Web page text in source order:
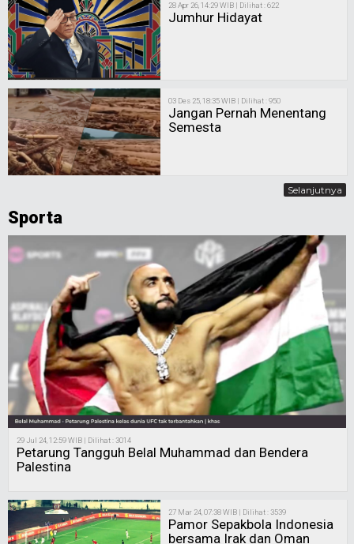
28 Apr 26, 14:29 WIB | Dilihat : 622
Jumhur Hidayat
03 Des 25, 18:35 WIB | Dilihat : 950
Jangan Pernah Menentang
Semesta
Selanjutnya
Sporta
29 Jul 24, 12:59 WIB | Dilihat : 3014
Petarung Tangguh Belal Muhammad dan Bendera
Palestina
27 Mar 24, 07:38 WIB | Dilihat : 3539
Pamor Sepakbola Indonesia
bersama Irak dan Oman